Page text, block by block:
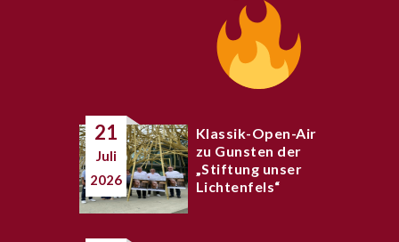
21
Juli
2026
Klassik-Open-Air
zu Gunsten der
„Stiftung unser
Lichtenfels“